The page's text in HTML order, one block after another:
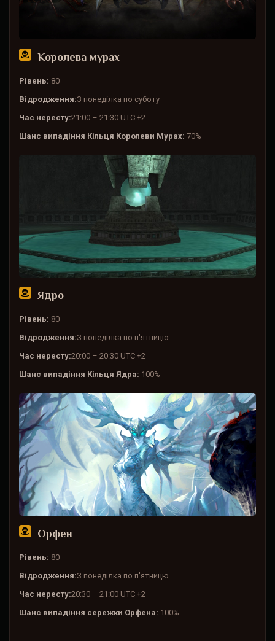
Королева мурах
Рівень: 80
Відродження:З понеділка по суботу
Час нересту:21:00 – 21:30 UTC +2
Шанс випадіння Кільця Королеви Мурах: 70%
Ядро
Рівень: 80
Відродження:З понеділка по п'ятницю
Час нересту:20:00 – 20:30 UTC +2
Шанс випадіння Кільця Ядра: 100%
Орфен
Рівень: 80
Відродження:З понеділка по п'ятницю
Час нересту:20:30 – 21:00 UTC +2
Шанс випадіння сережки Орфена: 100%